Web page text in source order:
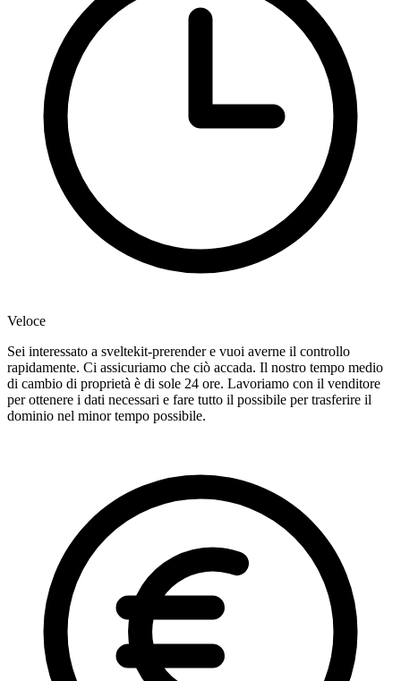
Veloce
Sei interessato a sveltekit-prerender e vuoi averne il controllo
rapidamente. Ci assicuriamo che ciò accada. Il nostro tempo medio
di cambio di proprietà è di sole 24 ore. Lavoriamo con il venditore
per ottenere i dati necessari e fare tutto il possibile per trasferire il
dominio nel minor tempo possibile.